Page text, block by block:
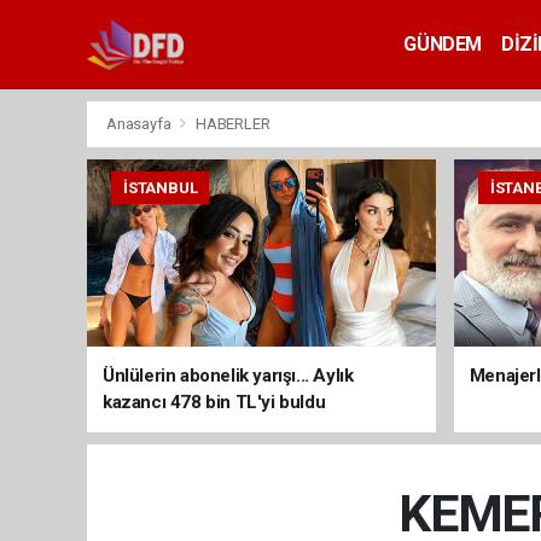
GÜNDEM
Anasayfa HABERLER
İSTANBUL
Ünlülerin abonelik yarışı... Aylık
kazancı 478 bin TL'yi buldu